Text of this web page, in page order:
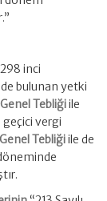
inci
bulunan yetki
Tebliğiile
vergi
Tebliğiile de